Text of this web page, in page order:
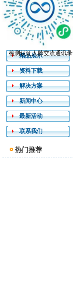
首页
公司简介
产品介绍
精品展示
资料下载
解决方案
新闻中心
最新活动
联系我们
热门推荐
检测认证人脉交流通讯录